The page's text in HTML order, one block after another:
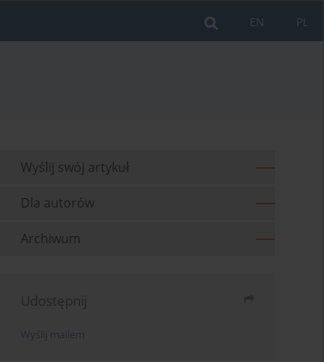
PL
EN
Wyślij swój artykuł
Dla autorów
Archiwum
Udostępnij
Wyślij mailem